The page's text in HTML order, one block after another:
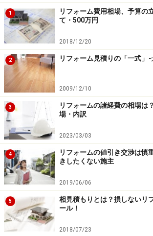
1
リフォーム費用相場、予算の
て・500万円
2018/12/20
2 リフォーム見積りの「一式」
2009/12/10
3
リフォームの諸経費の相場は
場・内訳
2023/03/03
4
リフォームの値引き交渉は慎
きしたくない施主
2019/06/06
5
相見積もりとは？損しないリ
ール！
2018/07/23